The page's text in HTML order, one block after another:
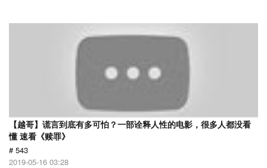
【越哥】谎言到底有多可怕？一部诠释人性的电影，很多人都没看
懂 速看《赎罪》
# 543
2019-05-16 03:28